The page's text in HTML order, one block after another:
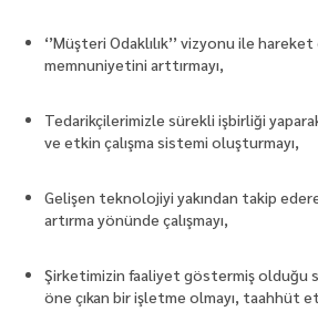
‘’Müşteri Odaklılık’’ vizyonu ile
memnuniyetini arttırmayı,
Tedarikçilerimizle sürekli işbirliği
ve etkin çalışma sistemi oluşturmayı,
Gelişen teknolojiyi yakından takip
artırma yönünde çalışmayı,
Şirketimizin faaliyet göstermiş olduğu
öne çıkan bir işletme olmayı, taahhüt